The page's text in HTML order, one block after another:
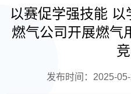
以赛促学强技能
燃气公司开展燃气
发布时间：2025-